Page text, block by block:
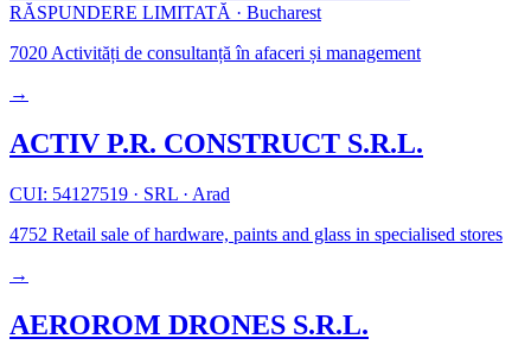
RĂSPUNDERE LIMITATĂ · Bucharest
7020 Activități de consultanță în afaceri și management
→
ACTIV P.R. CONSTRUCT S.R.L.
CUI: 54127519 · SRL · Arad
4752 Retail sale of hardware, paints and glass in specialised stores
→
AEROROM DRONES S.R.L.